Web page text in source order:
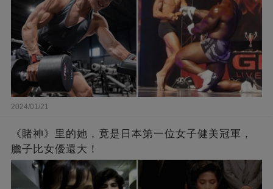
2024/01/21
《賭神》里的她，竟是日本第一位女子健美冠軍，
膽子比女優還大！